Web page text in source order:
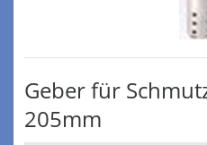
Geber für
205mm